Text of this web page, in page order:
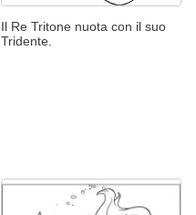
Il Re Tritone nuota con il suo
Tridente.